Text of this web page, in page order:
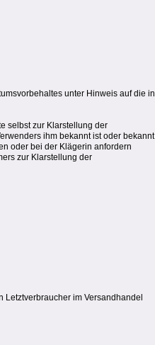
unter Hinweis auf die in
selbst zur Klarstellung der
ihm bekannt ist oder bekannt
oder bei der Klägerin anfordern
zur Klarstellung der
im Versandhandel